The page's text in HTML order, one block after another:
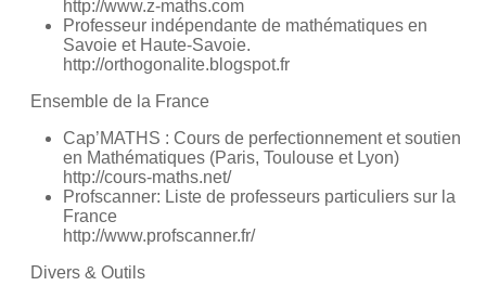
http://www.z-maths.com
Professeur indépendante de mathématiques en
Savoie et Haute-Savoie.
http://orthogonalite.blogspot.fr
Ensemble de la France
Cap’MATHS : Cours de perfectionnement et soutien
en Mathématiques (Paris, Toulouse et Lyon)
http://cours-maths.net/
Profscanner: Liste de professeurs particuliers sur la
France
http://www.profscanner.fr/
Divers & Outils